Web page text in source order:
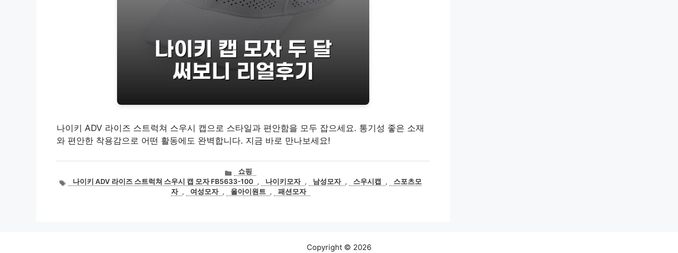
나이키 ADV 라이즈 스트럭쳐 스우시 캡으로 스타일과 편안함을 모두 잡으세요. 통기성 좋은 소재
와 편안한 착용감으로 어떤 활동에도 완벽합니다. 지금 바로 만나보세요!
카
테
고
쇼핑
태나이키 ADV 라이즈 스트럭쳐 스우시 캡 모자 FB5633-100 , 나이키모자 , 남성모자 , 스우시캡 ,
스포츠모
자 , 여성모자 , 올아이원트 , 패션모자
Copyright © 2026